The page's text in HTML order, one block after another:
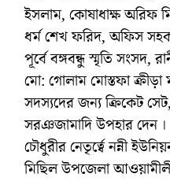
ইসলাম, কোষাধাক্ষ অরিফ
ধর্ম শেখ ফরিদ, অফিস
পূর্বে বঙ্গবন্ধু স্মৃতি সংসদ,
মো: গোলাম মোস্তফা ক্রীড়া
সদস্যদের জন্য ক্রিকেট
সরঞজামাদি উপহার দেন
চৌধুরীর নেতৃর্ত্বে নন্নী
মিছিল উপজেলা